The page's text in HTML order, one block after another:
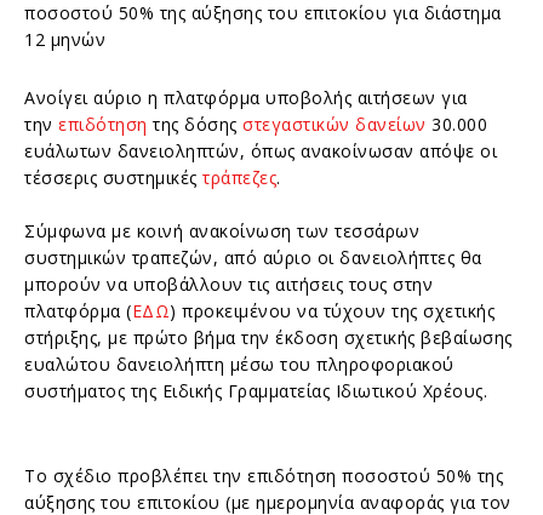
ποσοστού 50% της αύξησης του επιτοκίου για διάστημα
12 μηνών
Ανοίγει αύριο η πλατφόρμα υποβολής αιτήσεων για
την επιδότηση της δόσης στεγαστικών δανείων 30.000
ευάλωτων δανειοληπτών, όπως ανακοίνωσαν απόψε οι
τέσσερις συστημικέςτράπεζες.
Σύμφωνα με κοινή ανακοίνωση των τεσσάρων
συστημικών τραπεζών, από αύριο οι δανειολήπτες θα
μπορούν να υποβάλλουν τις αιτήσεις τους στην
πλατφόρμα (ΕΔΩ) προκειμένου να τύχουν της σχετικής
στήριξης, με πρώτο βήμα την έκδοση σχετικής βεβαίωσης
ευαλώτου δανειολήπτη μέσω του πληροφοριακού
συστήματος της Ειδικής Γραμματείας Ιδιωτικού Χρέους.
Το σχέδιο προβλέπει την επιδότηση ποσοστού 50% της
αύξησης του επιτοκίου (με ημερομηνία αναφοράς για τον